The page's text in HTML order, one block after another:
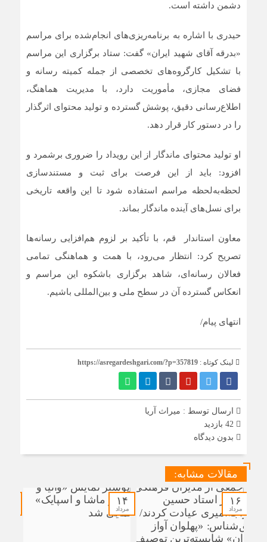
دشمن داشته است.
حیدری با اشاره به برنامه‌ریزی‌های انجام‌شده برای مراسم
«بدرقه آقای شهید ایران» گفت: ستاد برگزاری این مراسم
با تشکیل کارگروه‌های تخصصی از جمله کمیته رسانه و
فضای مجازی، مأموریت دارد، با مدیریت هماهنگ،
اطلاع‌رسانی دقیق، پوشش گسترده و تولید محتوای اثرگذار
را در دستور کار قرار دهد.
او تولید محتوای ماندگار از این رویداد را ضروری برشمرد و
افزود: باید از این فرصت برای ثبت و مستندسازی
لحظه‌به‌لحظه مراسم استفاده شود تا این واقعه تاریخی
برای نسل‌های آینده ماندگار بماند.
معاون استاندار قم، با تأکید بر لزوم هم‌افزایی رسانه‌ها
تصریح کرد: انتظار می‌رود، با همت و هماهنگی تمامی
فعالان رسانه‌ای، شاهد برگزاری باشکوه این مراسم و
انعکاس گسترده آن در سطح ملی و بین‌المللی باشیم.
انتهای پیام/
لینک کوتاه : https://asregardeshgari.com/?p=357819
ارسال توسط : میراث آریا
بدون دیدگاه
مقالات مشابه:
۱۶
مرداد
۱۴
مرداد